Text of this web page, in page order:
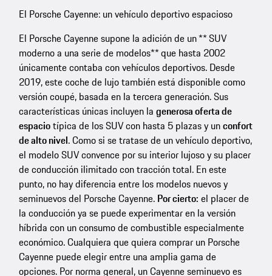
El Porsche Cayenne: un vehículo deportivo espacioso
El Porsche Cayenne supone la adición de un ** SUV
moderno a una serie de modelos** que hasta 2002
únicamente contaba con vehículos deportivos. Desde
2019, este coche de lujo también está disponible como
versión coupé, basada en la tercera generación. Sus
características únicas incluyen lagenerosa oferta de
espaciotípica de los SUV con hasta 5 plazas y unconfort
de alto nivel. Como si se tratase de un vehículo deportivo,
el modelo SUV convence por su interior lujoso y su placer
de conducción ilimitado con tracción total. En este
punto, no hay diferencia entre los modelos nuevos y
seminuevos del Porsche Cayenne. Por cierto: el placer de
la conducción ya se puede experimentar en la versión
híbrida con un consumo de combustible especialmente
económico. Cualquiera que quiera comprar un Porsche
Cayenne puede elegir entre una amplia gama de
opciones. Por norma general, un Cayenne seminuevo es